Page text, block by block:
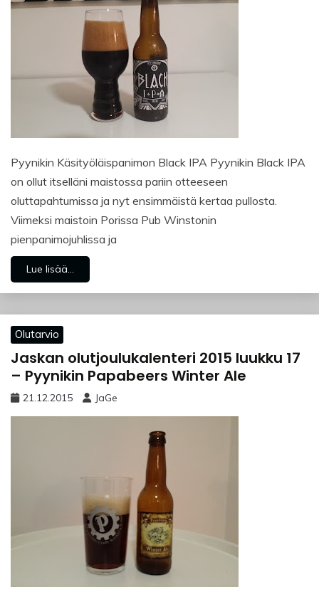
Pyynikin Käsityöläispanimon Black IPA Pyynikin Black IPA
on ollut itselläni maistossa pariin otteeseen
oluttapahtumissa ja nyt ensimmäistä kertaa pullosta.
Viimeksi maistoin Porissa Pub Winstonin
pienpanimojuhlissa ja
Lue lisää...
Olutarvio
Jaskan olutjoulukalenteri 2015 luukku 17
– Pyynikin Papabeers Winter Ale
21.12.2015 JaGe